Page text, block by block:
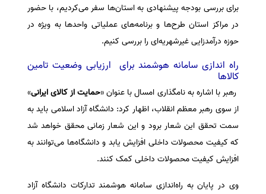
برای بررسی بودجه پیشنهادی به استان‌ها سفر می‌کردیم، با حضور
در مراکز استان طرح‌ها و برنامه‌های عملیاتی واحد‌ها به ویژه در
حوزه درآمدزایی غیرشهریه‌ای را بررسی کنیم.
راه اندازی سامانه هوشمند برای ارزیابی وضعیت تامین
کالا‌ها
رهبر با اشاره به نامگذاری امسال با عنوان «حمایت از کالای ایرانی»
از سوی رهبر معظم انقلاب، اظهار کرد: دانشگاه آزاد اسلامی باید به
سمت تحقق این شعار برود و این شعار زمانی محقق خواهد شد
که کیفیت محصولات داخلی افزایش یابد و دانشگاه‌ها می‌توانند به
افزایش کیفیت محصولات داخلی کمک کنند.
وی در پایان به راه‌اندازی سامانه هوشمند تدارکات دانشگاه آزاد